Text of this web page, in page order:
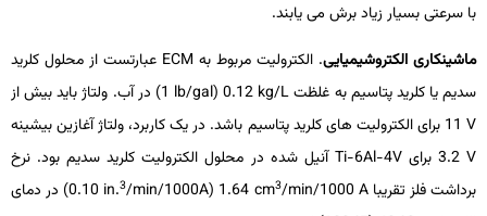
با سرعتی بسیار زیاد برش می­ یابند.
ماشین­کاری الکتروشیمیایی. الکترولیت مربوط به ECM عبارتست از محلول کلرید
سدیم یا کلرید پتاسیم به غلظتkg/L
lb/gal
V11 برای الکترولیت­ های کلرید پتاسیم باشد. در یک کاربرد، ولتاژ آغازین بیشینه
V3.2 برای Ti-6Al-4V آنیل­ شده در محلول الکترولیت کلرید سدیم بود. نرخ
برداشت فلز تقریبا
cm3/min/1000 A
in.3/min/1000A
0.10) در دمای